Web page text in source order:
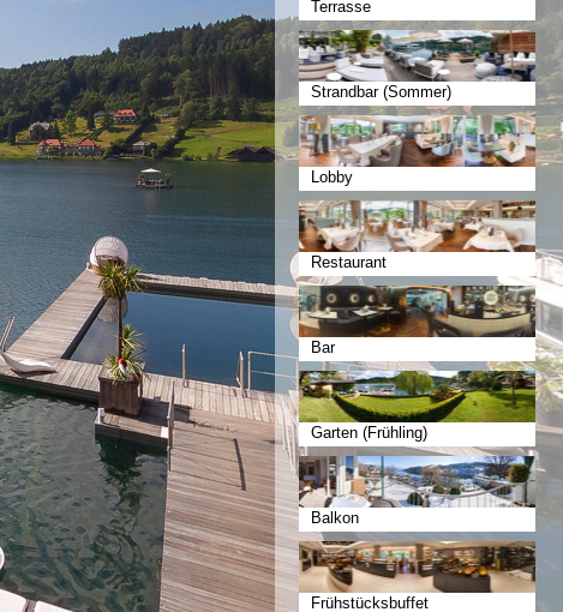
Terrasse
Strandbar (Sommer)
Lobby
Restaurant
Bar
Garten (Frühling)
Balkon
Frühstücksbuffet